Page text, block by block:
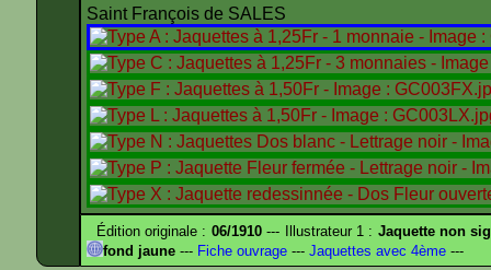
Saint François de SALES
Édition originale : 06/1910--- Illustrateur 1 : Jaquette non
fond jaune --- Fiche ouvrage --- Jaquettes avec 4ème ---